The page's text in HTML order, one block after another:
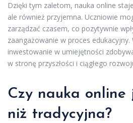
Dzięki tym zaletom, nauka online
ale również przyjemna. Uczniowie
zarządzać czasem, co pozytywnie
zaangażowanie w proces edukacyjny.
inwestowanie w umiejętności
w stronę przyszłości i ciągłego
Czy nauka online
niż tradycyjna?